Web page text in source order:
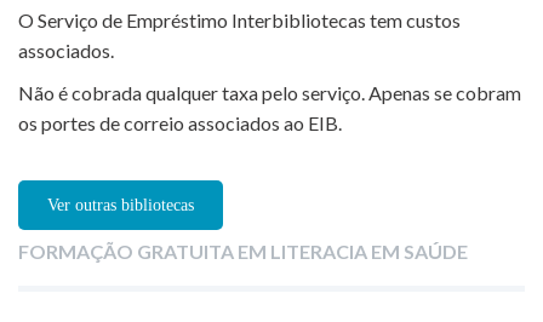
O Serviço de Empréstimo Interbibliotecas tem custos
associados.
Não é cobrada qualquer taxa pelo serviço. Apenas se cobram
os portes de correio associados ao EIB.
Ver outras bibliotecas
FORMAÇÃO GRATUITA EM LITERACIA EM SAÚDE